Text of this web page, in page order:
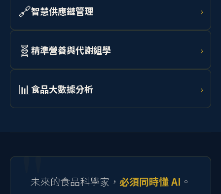
析。
🔗智慧供應鏈管理 ›
學習 AI 需求預測、RFID 追蹤、區塊鏈溯源與物聯網監
🧬 精準營養與代謝組學 ›
結合腸道微生物體分析、代謝組學資料與 AI 模型，為個
📊食品大數據分析 ›
學習 Python、R 語言、RSM 實驗設計、機器學習與統計
資料。
未來的食品科學家， 必須同時懂 AI 。